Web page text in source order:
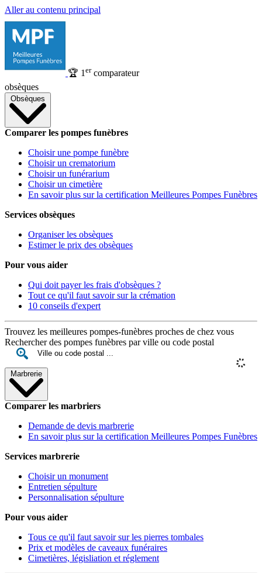
Aller au contenu principal
🏆 1 ercomparateur
obsèques
Obsèques
Comparer les pompes funèbres
Choisir une pompe funèbre
Choisir un crematorium
Choisir un funérarium
Choisir un cimetière
En savoir plus sur la certification Meilleures Pompes Funèbres
Services obsèques
Organiser les obsèques
Estimer le prix des obsèques
Pour vous aider
Qui doit payer les frais d'obsèques ?
Tout ce qu'il faut savoir sur la crémation
10 conseils d'expert
Trouvez les meilleures pompes-funèbres proches de chez vous
Rechercher des pompes funèbres par ville ou code postal
Marbrerie
Comparer les marbriers
Demande de devis marbrerie
En savoir plus sur la certification Meilleures Pompes Funèbres
Services marbrerie
Choisir un monument
Entretien sépulture
Personnalisation sépulture
Pour vous aider
Tous ce qu'il faut savoir sur les pierres tombales
Prix et modèles de caveaux funéraires
Cimetières, législiation et réglement